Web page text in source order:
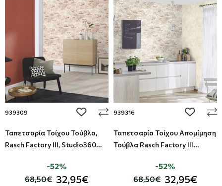
939309 add to wishlist
Ταπετσαρία Τοίχου Τούβλα,
Rasch Factory III, Studio360
68,50€ 32,95€
-52%
939316 add to
Ταπετσαρία Τοίχου Απομίμηση
Τούβλα Rasch Factory III
68,50€ 32,95€
-52%
Φλοράλ Ρολοκουρτίνες
Ψηφιακή Εκτύπωση σε Ρολοκουρτίνα